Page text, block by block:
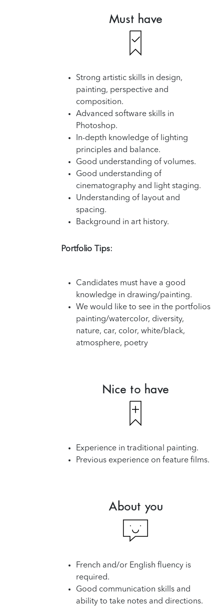
Must have
Strong artistic skills in design,
painting, perspective and
composition.
Advanced software skills in
Photoshop.
In-depth knowledge of lighting
principles and balance.
Good understanding of volumes.
Good understanding of
cinematography and light staging.
Understanding of layout and
spacing.
Background in art history.
Portfolio Tips:
Candidates must have a good
knowledge in drawing/painting.
We would like to see in the portfolios
painting/watercolor, diversity,
nature, car, color, white/black,
atmosphere, poetry
Nice to have
Experience in traditional painting.
Previous experience on feature films.
About you
French and/or English fluency is
required.
Good communication skills and
ability to take notes and directions.